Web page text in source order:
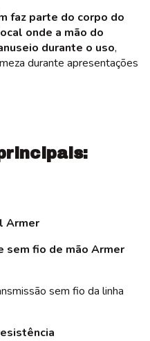
faz parte do corpo do
onde a mão do
durante o uso,
durante apresentações
Armer
sem fio de mão Armer
sem fio da linha